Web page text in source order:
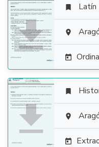

 Latín





